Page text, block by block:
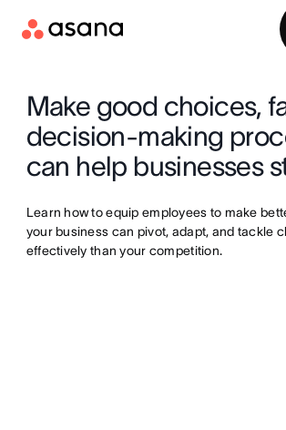
Make good choices,
decision-making
can help businesses
Learn how to equip employees to make
your business can pivot, adapt, and tackle
effectively than your competition.